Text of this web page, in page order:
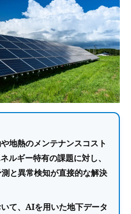
地熱のメンテナンスコスト
ルギー特有の課題に対し、
と異常検知が直接的な解決
て、AIを用いた地下データ